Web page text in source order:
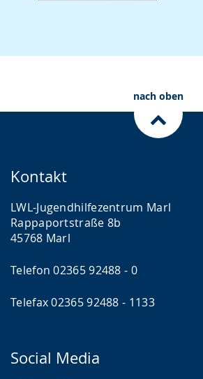
nach oben
Kontakt
LWL-Jugendhilfezentrum Marl
Rappaportstraße 8b
45768 Marl
Telefon 02365 92488 - 0
Telefax 02365 92488 - 1133
Social Media